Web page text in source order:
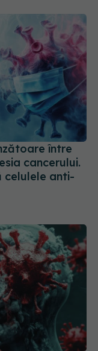
între
cancerului.
celulele anti-